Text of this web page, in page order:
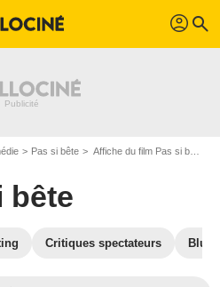
profil search
Pas si bête Affiche du film Pas si bête - Photo 1
bête
Critiques spectateurs Blu-